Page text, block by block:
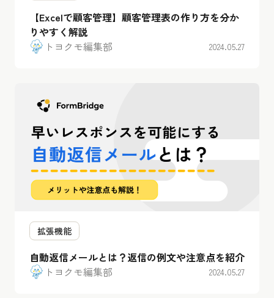
【Excelで顧客管理】顧客管理表の作り方を分か
りやすく解説
トヨクモ編集部
2024.05.27
拡張機能
自動返信メールとは？返信の例文や注意点を紹介
トヨクモ編集部
2024.05.27